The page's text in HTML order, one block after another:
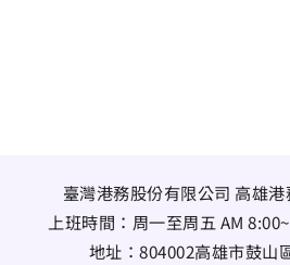
臺灣港務股份有限公司 高雄
上班時間：周一至周五 AM
地址： 804002高雄市鼓山